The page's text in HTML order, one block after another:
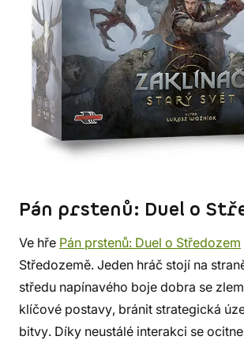
Pán prstenů: Duel o
Ve hře Pán prstenů: Duel o Středozem
Středozemě. Jeden hráč stojí na
středu napínavého boje dobra se
klíčové postavy, bránit strategická
bitvy. Díky neustálé interakci se